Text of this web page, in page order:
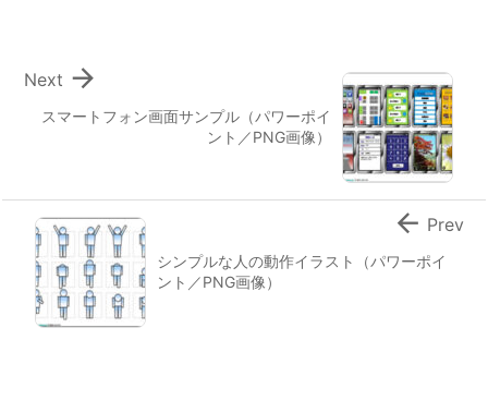
スマートフォン画面サンプル（パワーポイ
ント／PNG画像）

Next
シンプルな人の動作イラスト（パワーポイ
ント／PNG画像）
 Prev